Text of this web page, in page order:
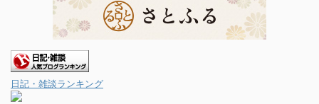
日記・雑談ランキング